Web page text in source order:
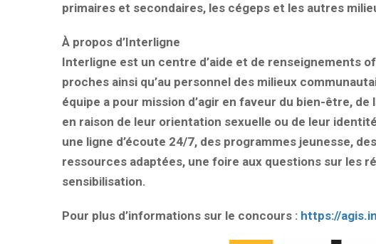
primaires et secondaires, les cégeps et les autres
À propos d’Interligne
Interligne est un centre d’aide et de renseignements
proches ainsi qu’au personnel des milieux
équipe a pour mission d’agir en faveur du bien-être,
en raison de leur orientation sexuelle ou de leur
une ligne d’écoute 24/7, des programmes jeunesse,
ressources adaptées, une foire aux questions sur les
sensibilisation.
Pour plus d’informations sur le concours : https://